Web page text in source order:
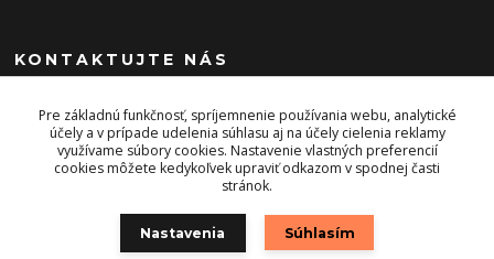
KONTAKTUJTE NÁS
+421 903 243 393
info@energysport.sk
Pre základnú funkčnosť, spríjemnenie používania webu, analytické
účely a v prípade udelenia súhlasu aj na účely cielenia reklamy
využívame súbory cookies. Nastavenie vlastných preferencií
cookies môžete kedykoľvek upraviť odkazom v spodnej časti
stránok.
Nastavenia Súhlasím